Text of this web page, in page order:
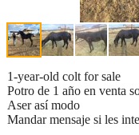
1-year-old colt for sale
Potro de 1 año en venta
Aser así modo
Mandar mensaje si les